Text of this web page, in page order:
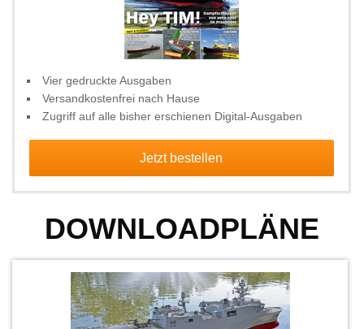
Vier gedruckte Ausgaben
Versandkostenfrei nach Hause
Zugriff auf alle bisher erschienen Digital-Ausgaben
Jetzt bestellen
DOWNLOADPLÄNE